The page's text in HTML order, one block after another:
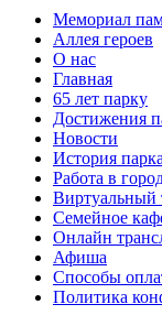
Мемориал
Аллея героев
О нас
Главная
65 лет парку
Достижения
Новости
История парка
Работа в
Виртуальный
Семейное
Онлайн
Афиша
Способы
Политика